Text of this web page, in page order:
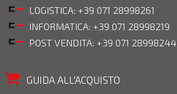
LOGISTICA: +39 071 28998261
INFORMATICA: +39 071 28998219
POST VENDITA: +39 071 28998244
GUIDA ALL'ACQUISTO